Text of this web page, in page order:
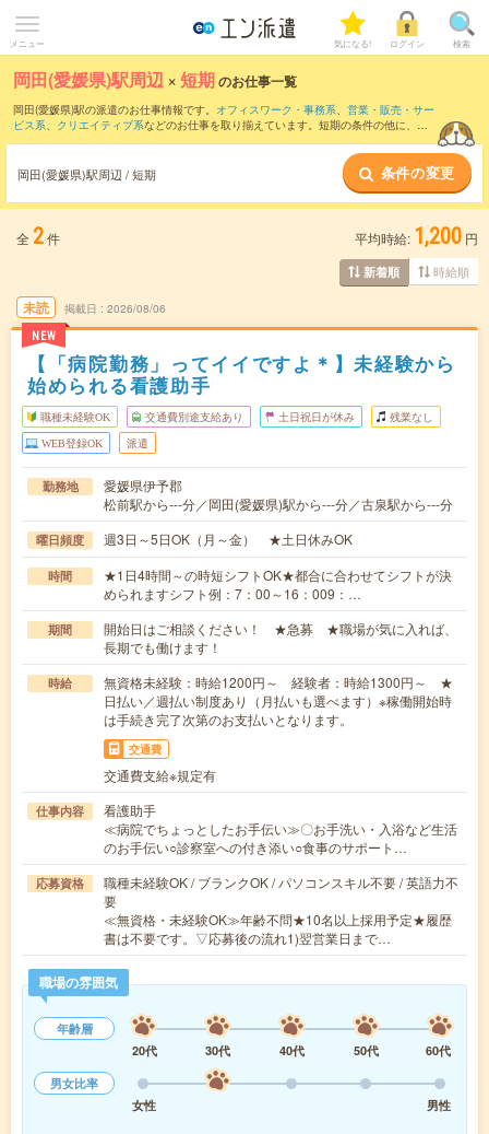
メニュー 気になる! ログイン 検索
岡田(愛媛県)駅周辺 ×短期のお仕事一覧
岡田(愛媛県)駅の派遣のお仕事情報です。 オフィスワーク・事務系、 営業・販売・サー
ビス系、 クリエイティブ系などのお仕事を取り揃えています。短期の条件の他に、 交
岡田(愛媛県)駅周辺 / 短期 条件の変更
全 2件 平均時給: 1,200 円
新着順 時給順
未読
NEW
掲載日 2026/08/06
【「病院勤務」ってイイですよ＊】未経験から
始められる看護助手
職種未経験OK 交通費別途支給あり 土日祝日が休み 残業なし
WEB登録OK 派遣
勤務地
愛媛県伊予郡
松前駅から---分／岡田(愛媛県)駅から---分／古泉駅から---分
曜日頻度 週3日～5日OK（月～金） ★土日休みOK
時間
★1日4時間～の時短シフトOK★都合に合わせてシフトが決
められますシフト例：7：00～16：009：…
期間
開始日はご相談ください！ ★急募 ★職場が気に入れば、
長期でも働けます！
時給
無資格未経験：時給1200円～ 経験者：時給1300円～ ★
日払い／週払い制度あり（月払いも選べます）※稼働開始時
は手続き完了次第のお支払いとなります。
交通費
交通費支給※規定有
仕事内容
看護助手
≪病院でちょっとしたお手伝い≫〇お手洗い・入浴など生活
のお手伝い○診察室への付き添い○食事のサポート…
応募資格
職種未経験OK / ブランクOK / パソコンスキル不要 / 英語力不
要
≪無資格・未経験OK≫年齢不問★10名以上採用予定★履歴
書は不要です。▽応募後の流れ1)翌営業日まで…
職場の雰囲気
年齢層
20代
30代 40代 50代
60代
男女比率
女性
男性